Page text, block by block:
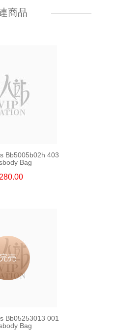
商品
Bb5005b02h 403
Bag
完売
Bb05253013 001
Bag